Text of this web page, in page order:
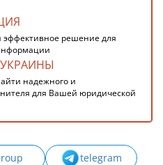
эффективное решение для
надежного и
для Вашей юридической
telegram